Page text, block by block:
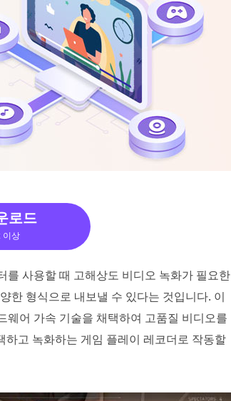
로드
이상
사용할 때 고해상도 비디오 녹화가 필요한
한 형식으로 내보낼 수 있다는 것입니다. 이
어 가속 기술을 채택하여 고품질 비디오를
고 녹화하는 게임 플레이 레코더로 작동할